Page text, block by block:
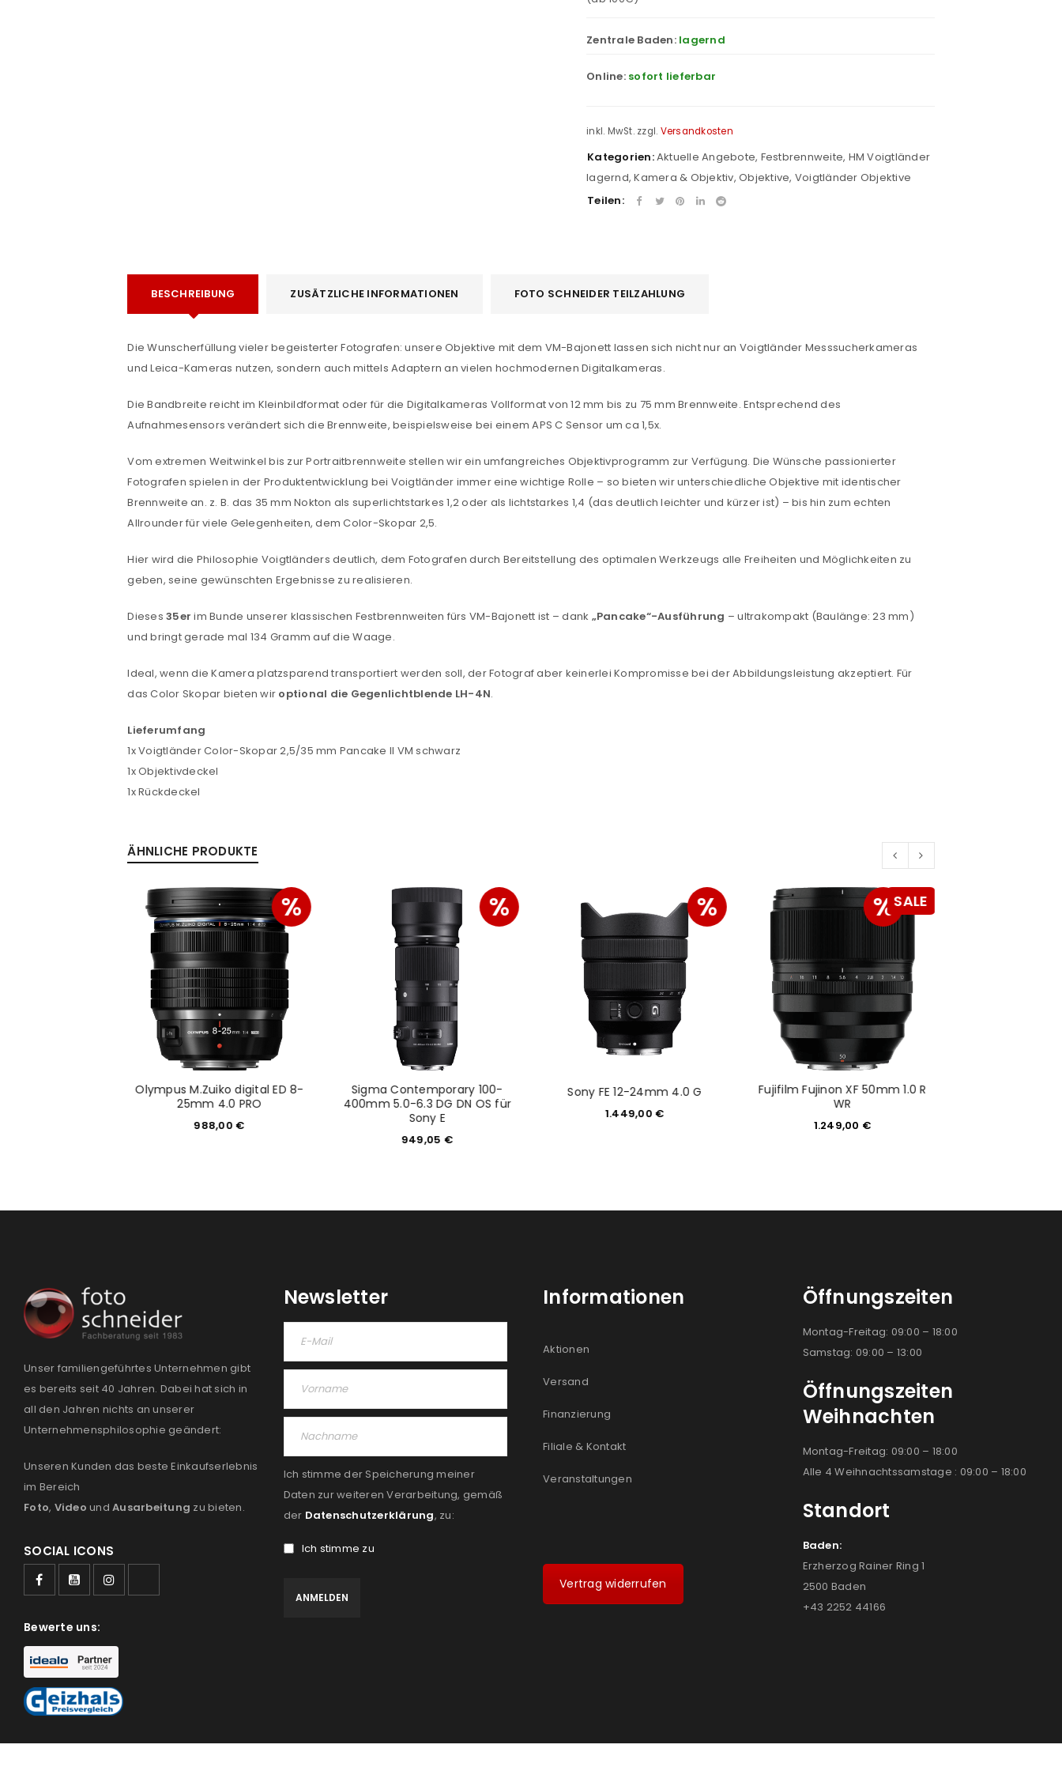
Benutzername oder E-Mail-Adresse
Passwort*
Anmeldeformular geschützt durch
Angemeldet bleiben
ANMELDEN
E-Mail-Adresse *
Ein Link zum Erstellen eines neuen Passworts wird an deine E-
NEWSLETTER ABONNIEREN
Zentrale Baden: lagernd
Online: sofort lieferbar
inkl. MwSt. zzgl. Versandkosten
Kategorien:Aktuelle Angebote, Festbrennweite, HM Voigtländer
lagernd,Kamera & Objektiv, Objektive, Voigtländer Objektive
Teilen:
BESCHREIBUNG ZUSÄTZLICHE INFORMATIONEN FOTO SCHNEIDER TEILZAHLUNG
Die Wunscherfüllung vieler begeisterter Fotografen: unsere Objektive mit dem VM-Bajonett lassen sich nicht nur an Voigtländer Messsucherkameras
und Leica-Kameras nutzen, sondern auch mittels Adaptern an vielen hochmodernen Digitalkameras.
Die Bandbreite reicht im Kleinbildformat oder für die Digitalkameras Vollformat von 12 mm bis zu 75 mm Brennweite. Entsprechend des
Aufnahmesensors verändert sich die Brennweite, beispielsweise bei einem APS C Sensor um ca 1,5x.
Vom extremen Weitwinkel bis zur Portraitbrennweite stellen wir ein umfangreiches Objektivprogramm zur Verfügung. Die Wünsche passionierter
Fotografen spielen in der Produktentwicklung bei Voigtländer immer eine wichtige Rolle – so bieten wir unterschiedliche Objektive mit identischer
Brennweite an. z. B. das 35 mm Nokton als superlichtstarkes 1,2 oder als lichtstarkes 1,4 (das deutlich leichter und kürzer ist) – bis hin zum echten
Allrounder für viele Gelegenheiten, dem Color-Skopar 2,5.
Hier wird die Philosophie Voigtländers deutlich, dem Fotografen durch Bereitstellung des optimalen Werkzeugs alle Freiheiten und Möglichkeiten zu
geben, seine gewünschten Ergebnisse zu realisieren.
Dieses35er im Bunde unserer klassischen Festbrennweiten fürs VM-Bajonett ist – dank „Pancake“-Ausführung – ultrakompakt (Baulänge: 23 mm)
und bringt gerade mal 134 Gramm auf die Waage.
Ideal, wenn die Kamera platzsparend transportiert werden soll, der Fotograf aber keinerlei Kompromisse bei der Abbildungsleistung akzeptiert. Für
das Color Skopar bieten wir optional die Gegenlichtblende LH-4N.
Lieferumfang
1x Voigtländer Color-Skopar 2,5/35 mm Pancake II VM schwarz
1x Objektivdeckel
1x Rückdeckel
ÄHNLICHE PRODUKTE
%
Olympus M.Zuiko digital ED 8-
25mm 4.0 PRO
988,00€
%
Sigma Contemporary 100-
400mm 5.0-6.3 DG DN OS für
Sony E
949,05 €
%
Sony FE 12-24mm 4.0 G
1.449,00 €
%SALE
Fujifilm Fujinon XF 50mm 1.0 R
WR
1.249,00 €
Unser familiengeführtes Unternehmen gibt
es bereits seit 40 Jahren. Dabei hat sich in
all den Jahren nichts an unserer
Unternehmensphilosophie geändert:
Unseren Kunden das beste Einkaufserlebnis
im Bereich
Foto, Video und Ausarbeitung zu bieten.
SOCIAL ICONS
Bewerte uns:
Newsletter
Ich stimme der Speicherung meiner
Daten zur weiteren Verarbeitung, gemäß
der Datenschutzerklärung, zu:
Ich stimme zu
Informationen
Aktionen
Versand
Finanzierung
Filiale & Kontakt
Veranstaltungen
Vertrag widerrufen
Öffnungszeiten
Montag-Freitag: 09:00 – 18:00
Samstag: 09:00 – 13:00
Öffnungszeiten
Weihnachten
Montag-Freitag: 09:00 – 18:00
Alle 4 Weihnachtssamstage : 09:00 – 18:00
Standort
Baden:
Erzherzog Rainer Ring 1
2500 Baden
+43 2252 44166